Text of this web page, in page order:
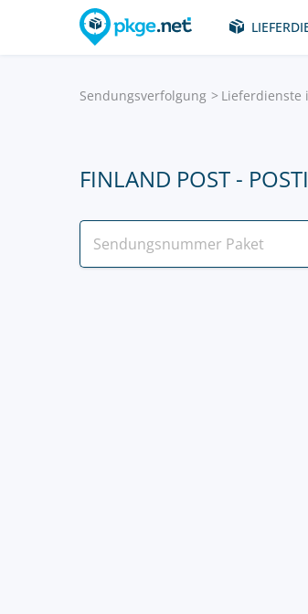
Sendungsverfolgung Lieferdienste
FINLAND POST -